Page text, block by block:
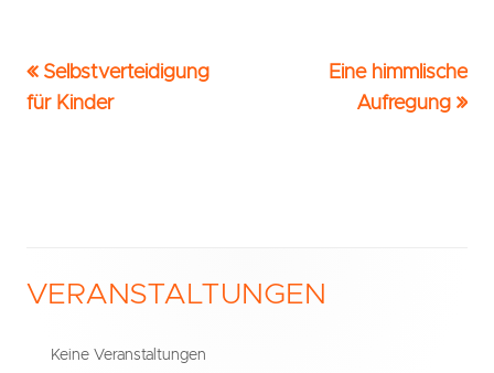
Beitrags-
Vorheriger
Beitrag:
Selbstverteidigung
für Kinder
Nächster
Beitrag
Eine himmlische
Aufregung
Haupt-
Seitenleiste
VERANSTALTUNGEN
Keine Veranstaltungen